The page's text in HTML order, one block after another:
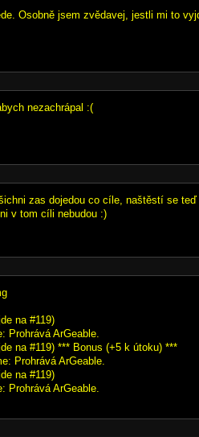
Osobně jsem zvědavej, jestli mi to
nezachrápal :(
zas dojedou co cíle, naštěstí se teď
v tom cíli nebudou :)
na #119)
Prohrává ArGeable.
na #119) *** Bonus (+5 k útoku) ***
Prohrává ArGeable.
na #119)
Prohrává ArGeable.